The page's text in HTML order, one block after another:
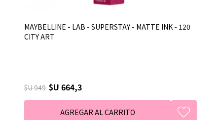
MAYBELLINE - LAB - SUPERSTAY - MATTE INK - 120
CITY ART
$U 949 $U 664,3